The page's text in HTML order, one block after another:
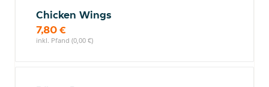
Chicken Wings
7,80 €
inkl. Pfand (0,00 €)